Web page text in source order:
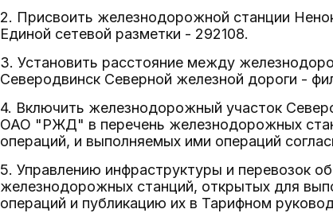
2. Присвоить железнодорожной станции
Единой сетевой разметки - 292108.
3. Установить расстояние между
Северодвинск Северной железной дороги -
4. Включить железнодорожный участок
ОАО "РЖД" в перечень железнодорожных
операций, и выполняемых ими операций
5. Управлению инфраструктуры и перевозок
железнодорожных станций, открытых для
операций и публикацию их в Тарифном